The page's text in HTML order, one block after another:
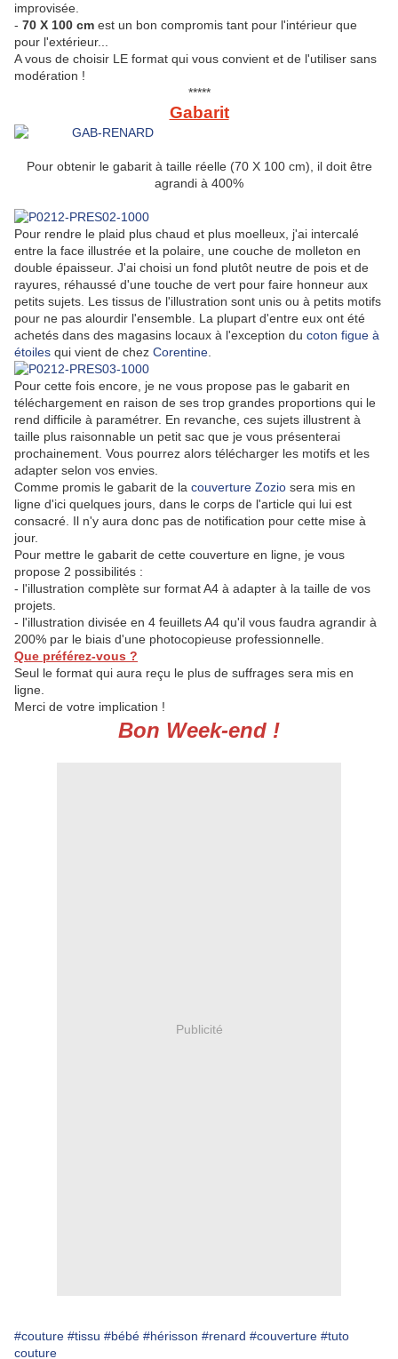
improvisée.
- 70 X 100 cm est un bon compromis tant pour l'intérieur que
pour l'extérieur...
A vous de choisir LE format qui vous convient et de l'utiliser sans
modération !
*****
Gabarit
Pour obtenir le gabarit à taille réelle (70 X 100 cm), il doit être
agrandi à 400%
Pour rendre le plaid plus chaud et plus moelleux, j'ai intercalé
entre la face illustrée et la polaire, une couche de molleton en
double épaisseur. J'ai choisi un fond plutôt neutre de pois et de
rayures, réhaussé d'une touche de vert pour faire honneur aux
petits sujets. Les tissus de l'illustration sont unis ou à petits motifs
pour ne pas alourdir l'ensemble. La plupart d'entre eux ont été
achetés dans des magasins locaux à l'exception du coton figue à
étoiles qui vient de chez Corentine
Pour cette fois encore, je ne vous propose pas le gabarit en
téléchargement en raison de ses trop grandes proportions qui le
rend difficile à paramétrer. En revanche, ces sujets illustrent à
taille plus raisonnable un petit sac que je vous présenterai
prochainement. Vous pourrez alors télécharger les motifs et les
adapter selon vos envies.
Comme promis le gabarit de la couverture Zozio sera mis en
ligne d'ici quelques jours, dans le corps de l'article qui lui est
consacré. Il n'y aura donc pas de notification pour cette mise à
jour.
Pour mettre le gabarit de cette couverture en ligne, je vous
propose 2 possibilités :
- l'illustration complète sur format A4 à adapter à la taille de vos
projets.
- l'illustration divisée en 4 feuillets A4 qu'il vous faudra agrandir à
200% par le biais d'une photocopieuse professionnelle.
Que préférez-vous ?
Seul le format qui aura reçu le plus de suffrages sera mis en
ligne.
Merci de votre implication !
Bon Week-end !
Publicité
#couture #tissu #bébé #hérisson #renard #couverture #tuto
couture